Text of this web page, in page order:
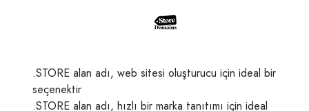
.STORE alan adı, web sitesi oluşturucu için ideal bir
seçenektir
.STORE alan adı, hızlı bir marka tanıtımı için ideal